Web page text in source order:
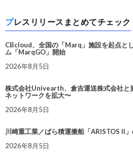
プレスリリースまとめてチェック
CBcloud、全国の「Marq」施設を起点と
ム「MarqGO」開始
2026年8月5日
株式会社Univearth、倉吉運送株式会社と
ネットワークを拡大〜
2026年8月5日
川崎重工業／ばら積運搬船「ARISTOS II
2026年8月5日